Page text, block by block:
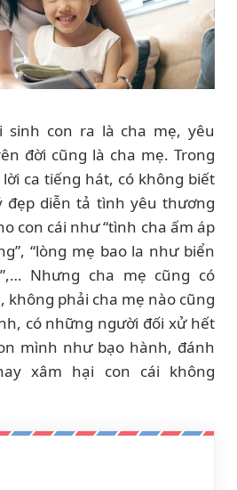
sinh con ra là cha mẹ, yêu
đời cũng là cha mẹ. Trong
ca tiếng hát, có không biết
đẹp diễn tả tình yêu thương
con cái như “tình cha ấm áp
“lòng mẹ bao la như biển
Nhưng cha mẹ cũng có
không phải cha mẹ nào cũng
có những người đối xử hết
mình như bạo hành, đánh
xâm hại con cái không